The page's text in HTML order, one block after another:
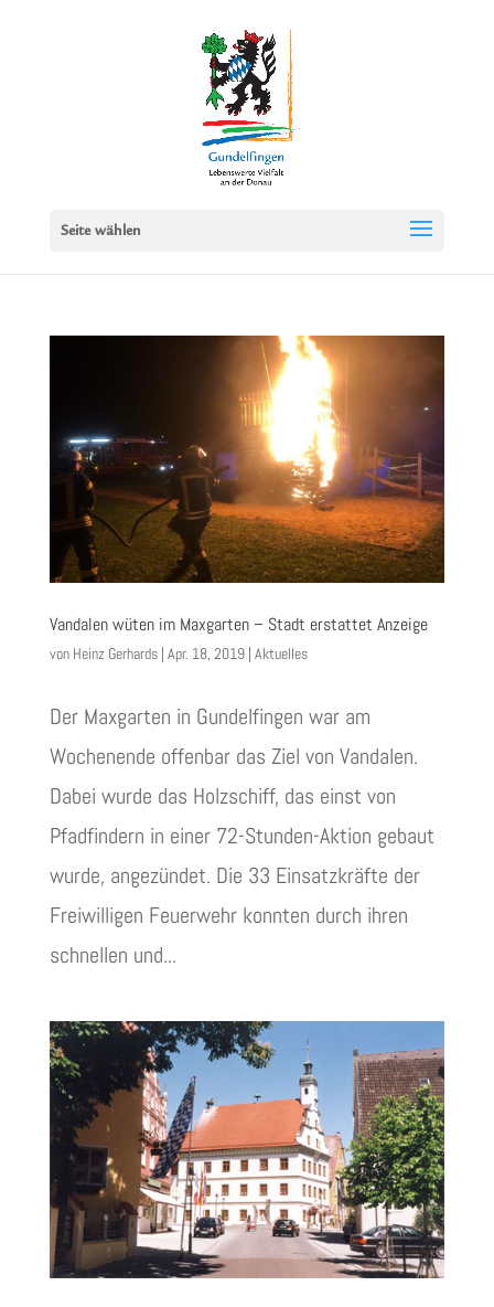
Seite wählen
Vandalen wüten im Maxgarten – Stadt erstattet Anzeige
von Heinz Gerhards| Apr. 18, 2019| Aktuelles
Der Maxgarten in Gundelfingen war am
Wochenende offenbar das Ziel von Vandalen.
Dabei wurde das Holzschiff, das einst von
Pfadfindern in einer 72-Stunden-Aktion gebaut
wurde, angezündet. Die 33 Einsatzkräfte der
Freiwilligen Feuerwehr konnten durch ihren
schnellen und...